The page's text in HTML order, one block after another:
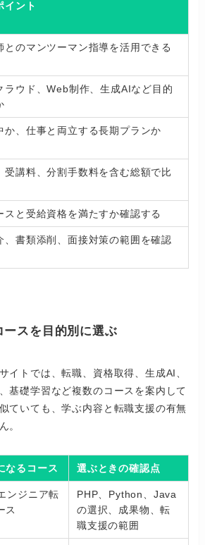
イント
とのマンツーマン指導を活用できる
ラウド、Web制作、生成AIなど目的
か、仕事と両立する長期プランか
受講料、分割手数料を含む総額で比
スと受給資格を満たすか確認する
、書類添削、面接対策の範囲を確認
ースを目的別に選ぶ
イトでは、転職、資格取得、生成AI、
基礎学習など複数のコースを案内して
ていても、学ぶ内容と転職支援の有無
。
なるコース 選ぶときの確認点
ンジニア転
ス
PHP、Python、Java
の選択、成果物、転
職支援の範囲